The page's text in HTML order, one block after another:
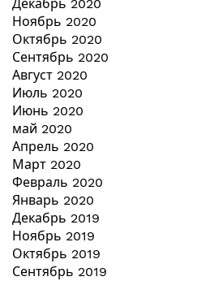
Декабрь 2020
Ноябрь 2020
Октябрь 2020
Сентябрь 2020
Август 2020
Июль 2020
Июнь 2020
май 2020
Апрель 2020
Март 2020
Февраль 2020
Январь 2020
Декабрь 2019
Ноябрь 2019
Октябрь 2019
Сентябрь 2019